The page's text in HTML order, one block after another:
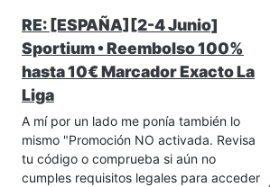
RE: [ESPAÑA][2-4 Junio]
Sportium • Reembolso 100%
hasta 10€ Marcador Exacto La
Liga
A mí por un lado me ponía también lo
mismo "Promoción NO activada. Revisa
tu código o comprueba si aún no
cumples requisitos legales para acceder